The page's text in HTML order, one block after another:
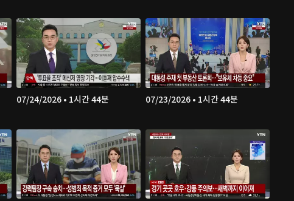
07/24/2026 • 1시간 44분 07/23/2026 • 1시간 44분